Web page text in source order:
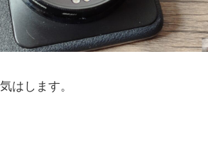
はします。